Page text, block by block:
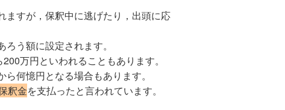
ますが，保釈中に逃げたり，出頭に応
う額に設定されます。
万円といわれることもあります。
ら何憶円となる場合もあります。
釈金を支払ったと言われています。